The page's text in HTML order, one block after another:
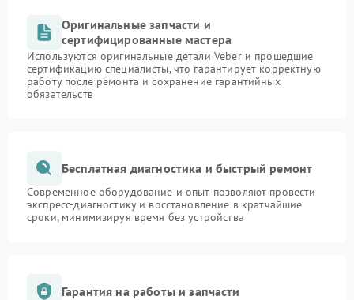
Оригинальные запчасти и
сертифицированные мастера
Используются оригинальные детали Veber и прошедшие
сертификацию специалисты, что гарантирует корректную
работу после ремонта и сохранение гарантийных
обязательств
Бесплатная диагностика и быстрый ремонт
Современное оборудование и опыт позволяют провести
экспресс-диагностику и восстановление в кратчайшие
сроки, минимизируя время без устройства
Гарантия на работы и запчасти